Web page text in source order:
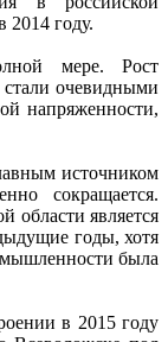
2014 году.
мере. Рост
стали очевидными
напряженности,
источником
сокращается.
области является
годы, хотя
была
в 2015 году